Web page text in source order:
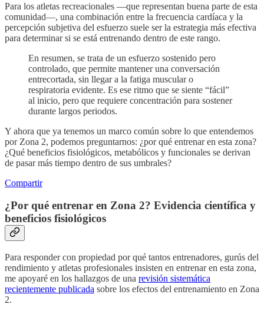
Para los atletas recreacionales —que representan buena parte de esta
comunidad—, una combinación entre la frecuencia cardíaca y la
percepción subjetiva del esfuerzo suele ser la estrategia más efectiva
para determinar si se está entrenando dentro de este rango.
En resumen, se trata de un esfuerzo sostenido pero
controlado, que permite mantener una conversación
entrecortada, sin llegar a la fatiga muscular o
respiratoria evidente. Es ese ritmo que se siente “fácil”
al inicio, pero que requiere concentración para sostener
durante largos periodos.
Y ahora que ya tenemos un marco común sobre lo que entendemos
por Zona 2, podemos preguntarnos: ¿por qué entrenar en esta zona?
¿Qué beneficios fisiológicos, metabólicos y funcionales se derivan
de pasar más tiempo dentro de sus umbrales?
Compartir
¿Por qué entrenar en Zona 2? Evidencia científica y
beneficios fisiológicos
Para responder con propiedad por qué tantos entrenadores, gurús del
rendimiento y atletas profesionales insisten en entrenar en esta zona,
me apoyaré en los hallazgos de una revisión sistemática
recientemente publicada sobre los efectos del entrenamiento en Zona
2.